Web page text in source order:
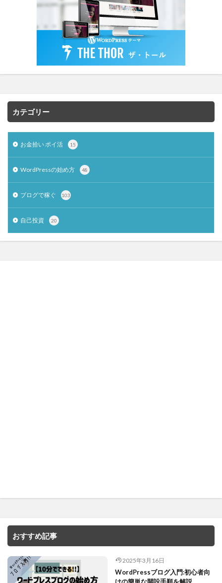
カテゴリー
お金拾い ポイ活 15
WordPressの始め方 48
ブログで稼ぐ 103
自己投資 20
おすすめ記事
2025年3月16日
WordPressブログ入門:初心者向